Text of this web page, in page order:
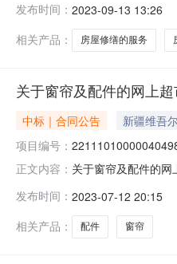
划文号:采购计划金
发布时间： 2023-09-13 13:26
相关产品：
房屋修缮的服务
关于窗帘及配件的网上
中标｜合同公告
新疆维吾
项目编号：
正文内容： 关于窗帘及配件的
80X18个
发布时间： 2023-07-12 20:15
相关产品：
配件 窗帘